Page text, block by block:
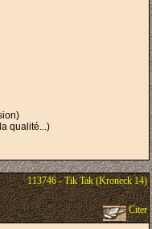
qualité...)
113746 - Tik Tak (Kroneck 14)
Citer